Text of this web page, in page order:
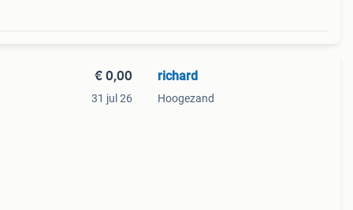
€ 0,00
31 jul 26
richard
Hoogezand